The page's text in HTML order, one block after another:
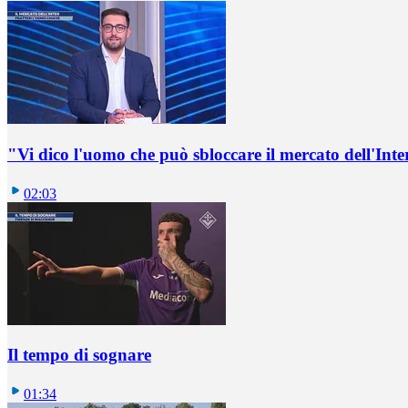
"Vi dico l'uomo che può sbloccare il mercato
02:03
Il tempo di sognare
01:34